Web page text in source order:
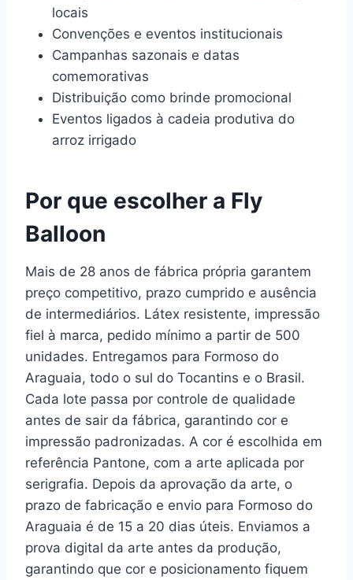
locais
Convenções e eventos institucionais
Campanhas sazonais e datas
comemorativas
Distribuição como brinde promocional
Eventos ligados à cadeia produtiva do
arroz irrigado
Por que escolher a Fly
Balloon
Mais de 28 anos de fábrica própria garantem
preço competitivo, prazo cumprido e ausência
de intermediários. Látex resistente, impressão
fiel à marca, pedido mínimo a partir de 500
unidades. Entregamos para Formoso do
Araguaia, todo o sul do Tocantins e o Brasil.
Cada lote passa por controle de qualidade
antes de sair da fábrica, garantindo cor e
impressão padronizadas. A cor é escolhida em
referência Pantone, com a arte aplicada por
serigrafia. Depois da aprovação da arte, o
prazo de fabricação e envio para Formoso do
Araguaia é de 15 a 20 dias úteis. Enviamos a
prova digital da arte antes da produção,
garantindo que cor e posicionamento fiquem